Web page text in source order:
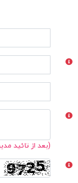
(بعد از تائید